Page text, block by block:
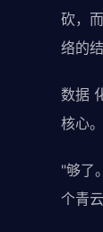
砍，
络的结
数据
核心
"够了
个青